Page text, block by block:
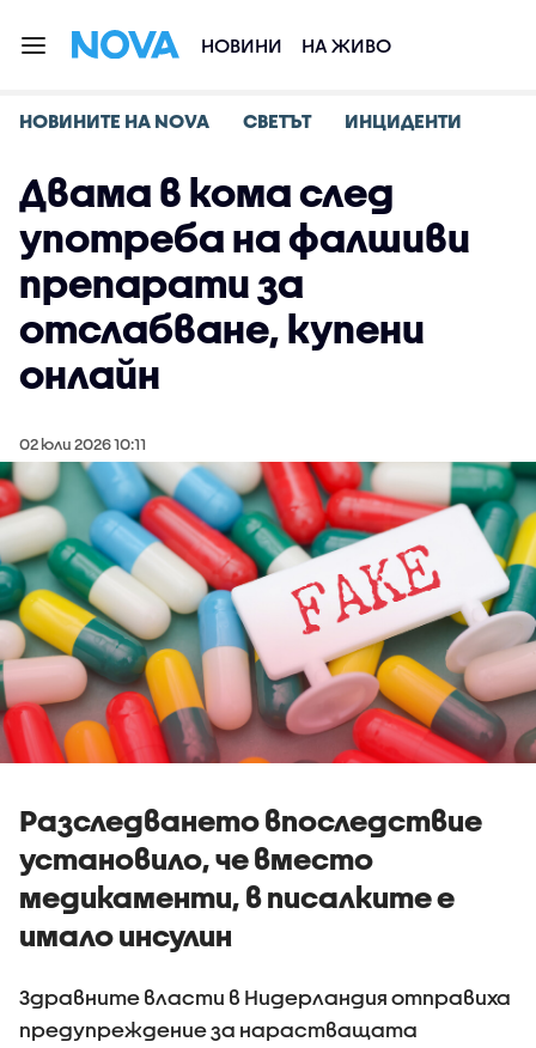
НОВИНИ НА ЖИВО
НОВИНИТЕ НА NOVA СВЕТЪТ ИНЦИДЕНТИ
Двама в кома след
употреба на фалшиви
препарати за
отслабване, купени
онлайн
02 юли 2026 10:11
Разследването впоследствие
установило, че вместо
медикаменти, в писалките е
имало инсулин
Здравните власти в Нидерландия отправиха
предупреждение за нарастващата